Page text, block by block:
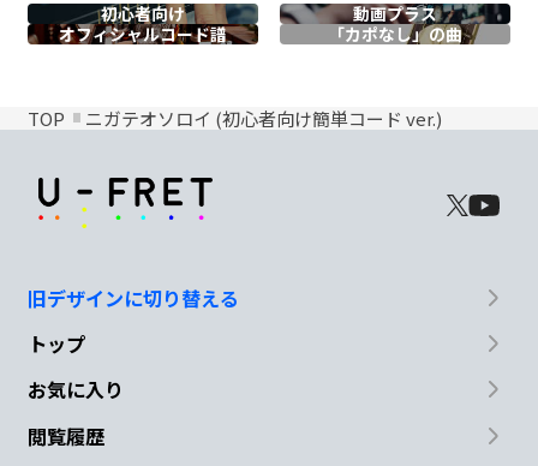
初心者向け
動画プラス
オフィシャルコード譜 「カポなし」の曲
TOP ニガテオソロイ (初心者向け簡単コード ver.)
旧デザインに切り替える
トップ
お気に入り
閲覧履歴